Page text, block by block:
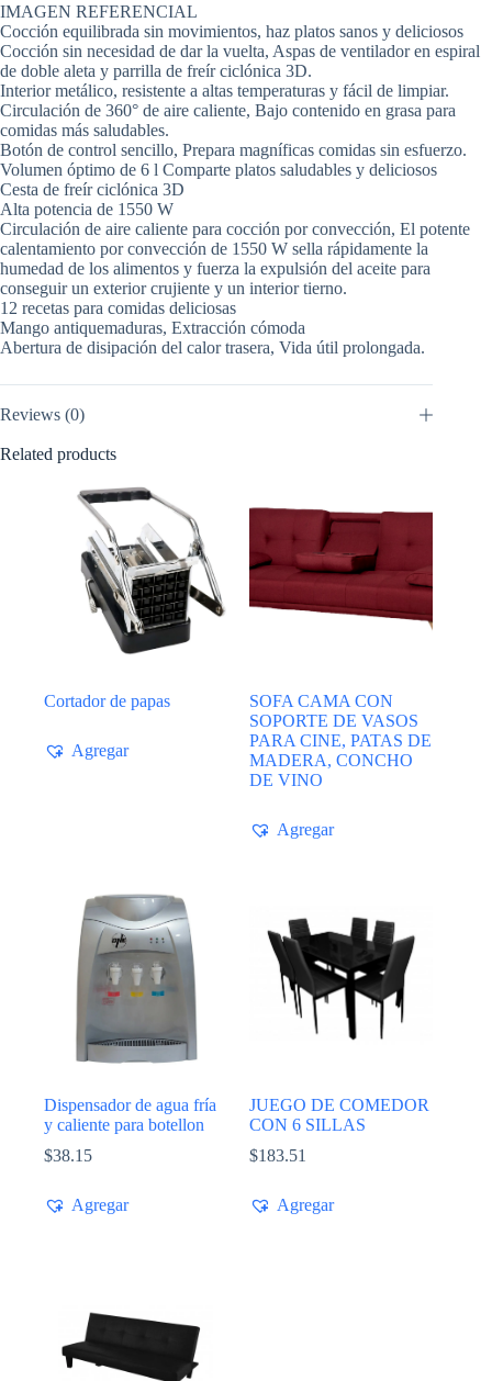
IMAGEN REFERENCIAL
Cocción equilibrada sin movimientos, haz platos sanos y deliciosos
Cocción sin necesidad de dar la vuelta, Aspas de ventilador en espiral
de doble aleta y parrilla de freír ciclónica 3D.
Interior metálico, resistente a altas temperaturas y fácil de limpiar.
Circulación de 360° de aire caliente, Bajo contenido en grasa para
comidas más saludables.
Botón de control sencillo, Prepara magníficas comidas sin esfuerzo.
Volumen óptimo de 6 l Comparte platos saludables y deliciosos
Cesta de freír ciclónica 3D
Alta potencia de 1550 W
Circulación de aire caliente para cocción por convección, El potente
calentamiento por convección de 1550 W sella rápidamente la
humedad de los alimentos y fuerza la expulsión del aceite para
conseguir un exterior crujiente y un interior tierno.
12 recetas para comidas deliciosas
Mango antiquemaduras, Extracción cómoda
Abertura de disipación del calor trasera, Vida útil prolongada.
Reviews (0)
Related products
Cortador de papas
Agregar
SOFA CAMA CON
SOPORTE DE VASOS
PARA CINE, PATAS DE
MADERA, CONCHO
DE VINO
Agregar
Dispensador de agua fría
y caliente para botellon
$38.15
Agregar
JUEGO DE COMEDOR
CON 6 SILLAS
$183.51
Agregar